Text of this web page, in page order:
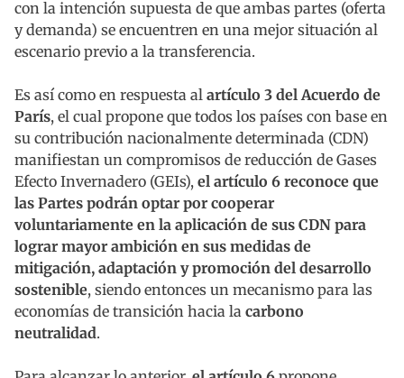
con la intención supuesta de que ambas partes (oferta
y demanda) se encuentren en una mejor situación al
escenario previo a la transferencia.
Es así como en respuesta al artículo 3 del Acuerdo de
París, el cual propone que todos los países con base en
su contribución nacionalmente determinada (CDN)
manifiestan un compromisos de reducción de Gases
Efecto Invernadero (GEIs), el artículo 6 reconoce que
las Partes podrán optar por cooperar
voluntariamente en la aplicación de sus CDN para
lograr mayor ambición en sus medidas de
mitigación, adaptación y promoción del desarrollo
sostenible, siendo entonces un mecanismo para las
economías de transición hacia la carbono
neutralidad.